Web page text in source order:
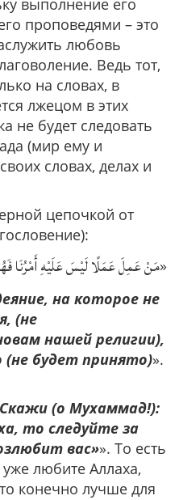
выполнение его
проповедями – это
любовь
Ведь тот,
на словах, в
лжецом в этих
не будет следовать
(мир ему и
словах, делах и
цепочкой от
مَنْ عَمِلَ عَمَلًا لَيْسَ عَلَيْهِ أَمْرُنَا»
на которое не
(не
нашей религии),
будет принято)».
Скажи (о Мухаммад!):
то следуйте за
вас»». То есть
любите Аллаха,
конечно лучше для